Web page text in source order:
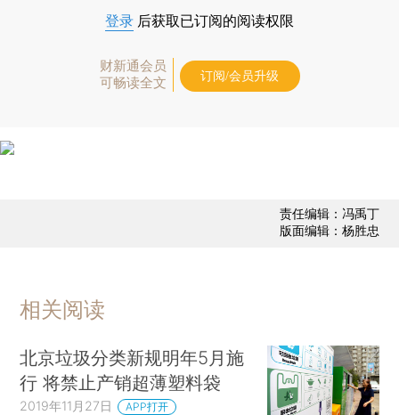
登录 后获取已订阅的阅读权限
财新通会员
可畅读全文
订阅/会员升级
责任编辑：冯禹丁
版面编辑：杨胜忠
相关阅读
北京垃圾分类新规明年5月施
行 将禁止产销超薄塑料袋
2019年11月27日 APP打开